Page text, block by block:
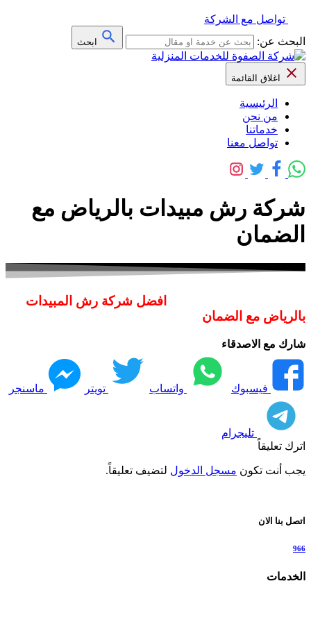
تواصل مع الشركة
البحث عن:
ابحث
اغلاق القائمة
الرئيسية
من نحن
خدماتنا
تواصل معنا
شركة رش مبيدات بالرياض مع
الضمان
افضل شركة رش المبيدات
بالرياض مع الضمان
شارك مع الاصدقاء
فيسبوك واتساب تويتر ماسنجر
تليجرام
اترك تعليقاً
يجب أنت تكون مسجل الدخول لتضيف تعليقاً.
اتصل بنا الان
966
الخدمات